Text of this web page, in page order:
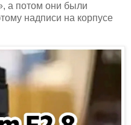
а потом они были
надписи на корпусе